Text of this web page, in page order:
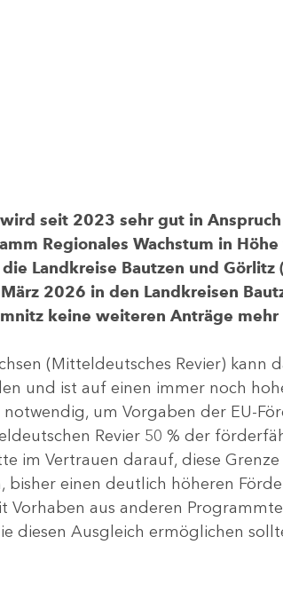
seit 2023 sehr gut in
Regionales Wachstum in
Landkreise Bautzen und
2026 in den Landkreisen
keine weiteren Anträge
(Mitteldeutsches Revier) kann
und ist auf einen immer noch
um Vorgaben der EU-
Revier 50 % der
im Vertrauen darauf, diese
einen deutlich höheren
aus anderen
diesen Ausgleich ermöglichen